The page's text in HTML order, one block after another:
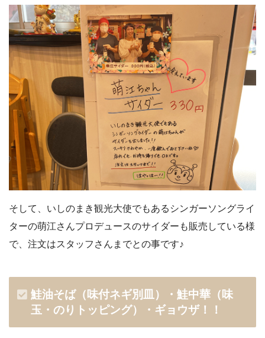
そして、いしのまき観光大使でもあるシンガーソングライ
ターの萌江さんプロデュースのサイダーも販売している様
で、注文はスタッフさんまでとの事です♪
鮭油そば（味付ネギ別皿）・鮭中華（味
玉・のりトッピング）・ギョウザ！！